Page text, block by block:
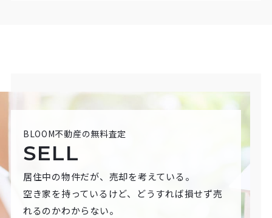
BLOOM不動産の無料査定
SELL
居住中の物件だが、売却を考えている。
空き家を持っているけど、どうすれば損せず売
れるのかわからない。